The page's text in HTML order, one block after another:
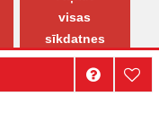
visas
sīkdatnes
mēbeļu salons.